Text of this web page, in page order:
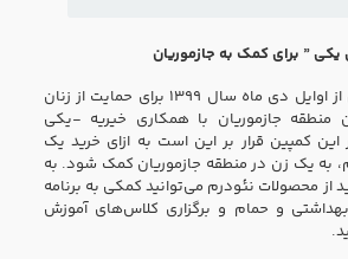
یکی ” برای کمک به جازموریان
کمپین یکی برای یکی از اوایل دی ماه سال ۱۳۹۹ برای حمایت از زنان
منطقه جازموریان با همکاری خیریه -یکی
کمپین قرار بر این است به ازای خرید یک
به یک زن در منطقه جازموریان کمک ‌شود. به
از محصولات نئودرم می‌توانید کمکی به برنامه
و حمام و برگزاری کلاس‌های آموزش